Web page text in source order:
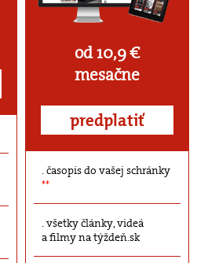
od 10,9 €
mesačne
predplatiť
časopis do vašej schránky
**
všetky články, videá
a filmy na týždeň.sk